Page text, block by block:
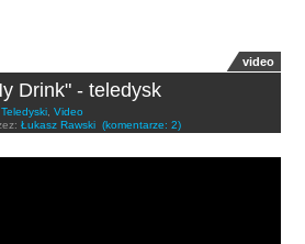
video
Drink" - teledysk
Teledyski, Video
Łukasz Rawski (komentarze: 2)